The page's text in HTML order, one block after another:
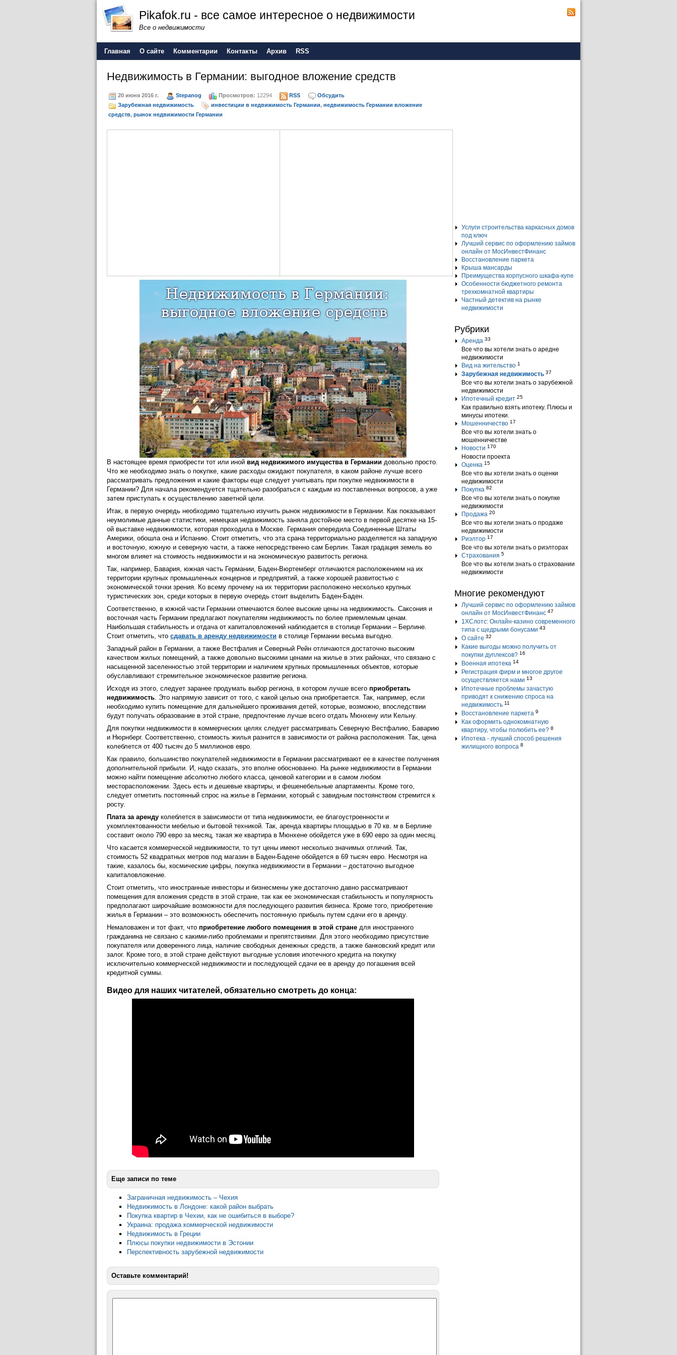
Pikafok.ru - все самое интересное о недвижимости
Все о недвижимости
Главная О сайте Комментарии Контакты Архив RSS
Недвижимость в Германии: выгодное вложение средств
20 июня 2016 г. Stepanog Просмотров: 12294 RSS
Обсудить
Зарубежная недвижимость
инвестиции в недвижимость Германии, недвижимость Германии вложение
средств, рынок недвижимости Германии
В настоящее время приобрести тот или иной вид недвижимого имущества в Германии довольно просто.
Что же необходимо знать о покупке, какие расходы ожидают покупателя, в каком районе лучше всего
рассматривать предложения и какие факторы еще следует учитывать при покупке недвижимости в
Германии? Для начала рекомендуется тщательно разобраться с каждым из поставленных вопросов, а уже
затем приступать к осуществлению заветной цели.
Итак, в первую очередь необходимо тщательно изучить рынок недвижимости в Германии. Как показывают
неумолимые данные статистики, немецкая недвижимость заняла достойное место в первой десятке на 15-
ой выставке недвижимости, которая проходила в Москве. Германия опередила Соединенные Штаты
Америки, обошла она и Испанию. Стоит отметить, что эта срана территориально разделяется на западную
и восточную, южную и северную части, а также непосредственно сам Берлин. Такая градация земель во
многом влияет на стоимость недвижимости и на экономическую развитость региона.
Так, например, Бавария, южная часть Германии, Баден-Вюртемберг отличаются расположением на их
территории крупных промышленных концернов и предприятий, а также хорошей развитостью с
экономической точки зрения. Ко всему прочему на их территории расположено несколько крупных
туристических зон, среди которых в первую очередь стоит выделить Баден-Баден.
Соответственно, в южной части Германии отмечаются более высокие цены на недвижимость. Саксония и
восточная часть Германии предлагают покупателям недвижимость по более приемлемым ценам.
Наибольшая стабильность и отдача от капиталовложений наблюдается в столице Германии – Берлине.
Стоит отметить, что сдавать в аренду недвижимости в столице Германии весьма выгодно.
Западный район в Германии, а также Вестфалия и Северный Рейн отличаются достаточно высоким
качеством жилых помещений, а также довольно высокими ценами на жилье в этих районах, что связано с
насыщенной заселенностью этой территории и наличием крупных промышленных объектов, которые
обуславливают стремительное экономическое развитие региона.
Исходя из этого, следует заранее продумать выбор региона, в котором лучше всего приобретать
недвижимость. Это напрямую зависит от того, с какой целью она приобретается. Так, например, если
необходимо купить помещение для дальнейшего проживания детей, которые, возможно, впоследствии
будут получать образование в этой стране, предпочтение лучше всего отдать Мюнхену или Кельну.
Для покупки недвижимости в коммерческих целях следует рассматривать Северную Вестфалию, Баварию
и Нюрнберг. Соответственно, стоимость жилья разнится в зависимости от района расположения. Так, цена
колеблется от 400 тысяч до 5 миллионов евро.
Как правило, большинство покупателей недвижимости в Германии рассматривают ее в качестве получения
дополнительной прибыли. И, надо сказать, это вполне обоснованно. На рынке недвижимости в Германии
можно найти помещение абсолютно любого класса, ценовой категории и в самом любом
месторасположении. Здесь есть и дешевые квартиры, и фешенебельные апартаменты. Кроме того,
следует отметить постоянный спрос на жилье в Германии, который с завидным постоянством стремится к
росту.
Плата за аренду колеблется в зависимости от типа недвижимости, ее благоустроенности и
укомплектованности мебелью и бытовой техникой. Так, аренда квартиры площадью в 70 кв. м в Берлине
составит около 790 евро за месяц, такая же квартира в Мюнхене обойдется уже в 690 евро за один месяц.
Что касается коммерческой недвижимости, то тут цены имеют несколько значимых отличий. Так,
стоимость 52 квадратных метров под магазин в Баден-Бадене обойдется в 69 тысяч евро. Несмотря на
такие, казалось бы, космические цифры, покупка недвижимости в Германии – достаточно выгодное
капиталовложение.
Стоит отметить, что иностранные инвесторы и бизнесмены уже достаточно давно рассматривают
помещения для вложения средств в этой стране, так как ее экономическая стабильность и популярность
предполагают широчайшие возможности для последующего развития бизнеса. Кроме того, приобретение
жилья в Германии – это возможность обеспечить постоянную прибыль путем сдачи его в аренду.
Немаловажен и тот факт, что приобретение любого помещения в этой стране для иностранного
гражданина не связано с какими-либо проблемами и препятствиями. Для этого необходимо присутствие
покупателя или доверенного лица, наличие свободных денежных средств, а также банковский кредит или
залог. Кроме того, в этой стране действуют выгодные условия ипотечного кредита на покупку
исключительно коммерческой недвижимости и последующей сдачи ее в аренду до погашения всей
кредитной суммы.
Видео для наших читателей, обязательно смотреть до конца:
Еще записи по теме
Заграничная недвижимость – Чехия
Недвижимость в Лондоне: какой район выбрать
Покупка квартир в Чехии, как не ошибиться в выборе?
Украина: продажа коммерческой недвижимости
Недвижимость в Греции
Плюсы покупки недвижимости в Эстонии
Перспективность зарубежной недвижимости
Оставьте комментарий!
Услуги строительства каркасных домов
под ключ
Лучший сервис по оформлению займов
онлайн от МосИнвестФинанс
Восстановление паркета
Крыша мансарды
Преимущества корпусного шкафа-купе
Особенности бюджетного ремонта
трехкомнатной квартиры
Частный детектив на рынке
недвижимости
Рубрики
Аренда 33
Все что вы хотели знать о аредне
недвижимости
Вид на жительство 1
Зарубежная недвижимость 37
Все что вы хотели знать о зарубежной
недвижимости
Ипотечный кредит 25
Как правильно взять ипотеку. Плюсы и
минусы ипотеки.
Мошенничество 17
Все что вы хотели знать о
мошенничестве
Новости 170
Новости проекта
Оценка 15
Все что вы хотели знать о оценки
недвижимости
Покупка 82
Все что вы хотели знать о покупке
недвижимости
Продажа 20
Все что вы хотели знать о продаже
недвижимости
Риэлтор 17
Все что вы хотели знать о риэлторах
Страхования 5
Все что вы хотели знать о страховании
недвижимости
Многие рекомендуют
Лучший сервис по оформлению займов
онлайн от МосИнвестФинанс 47
1ХСлотс: Онлайн-казино современного
типа с щедрыми бонусами 43
О сайте 32
Какие выгоды можно получить от
покупки дуплексов? 16
Военная ипотека 14
Регистрация фирм и многое другое
осуществляется нами 13
Ипотечные проблемы зачастую
приводят к снижению спроса на
недвижимость 11
Восстановление паркета 9
Как оформить однокомнатную
квартиру, чтобы полюбить ее? 8
Ипотека - лучший способ решения
жилищного вопроса 8